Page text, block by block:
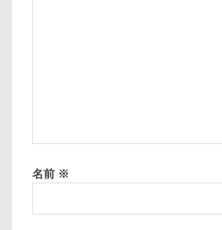
名前 ※